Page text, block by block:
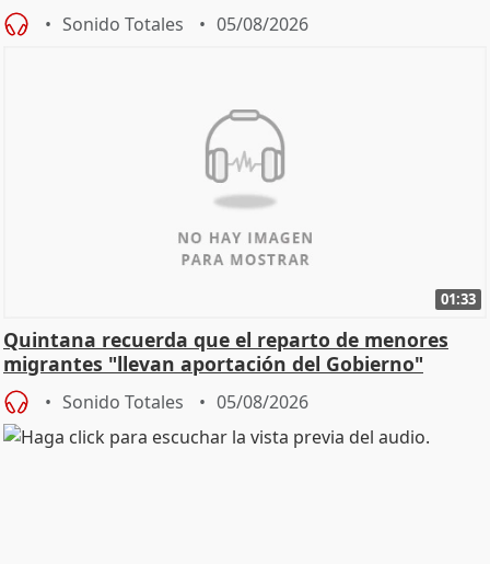
Sonido Totales 05/08/2026
01:33
Quintana recuerda que el reparto de menores
migrantes "llevan aportación del Gobierno"
central
Sonido Totales 05/08/2026